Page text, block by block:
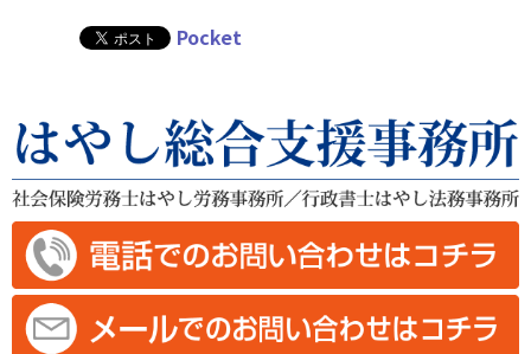
Pocket